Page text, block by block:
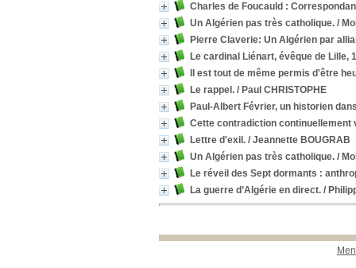
Charles de Foucauld :
Un Algérien pas très catholique. /
Pierre Claverie: Un Algérien par
Le cardinal Liénart, évêque de Lille,
Il est tout de même permis d'être
Le rappel. / Paul CHRISTOPHE
Paul-Albert Février, un historien
Cette contradiction continuellement
Lettre d'exil. / Jeannette BOUGRAB
Un Algérien pas très catholique. /
Le réveil des Sept dormants :
La guerre d’Algérie en direct. /